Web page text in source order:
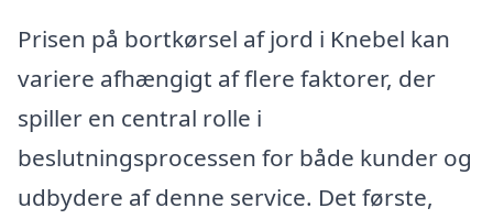
Prisen på bortkørsel af jord i Knebel kan
variere afhængigt af flere faktorer, der
spiller en central rolle i
beslutningsprocessen for både kunder og
udbydere af denne service. Det første,